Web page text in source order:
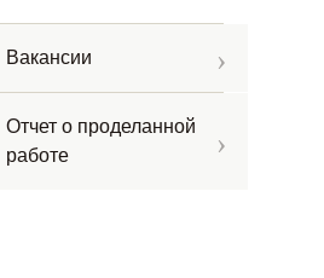
Вакансии
Отчет о проделанной
работе